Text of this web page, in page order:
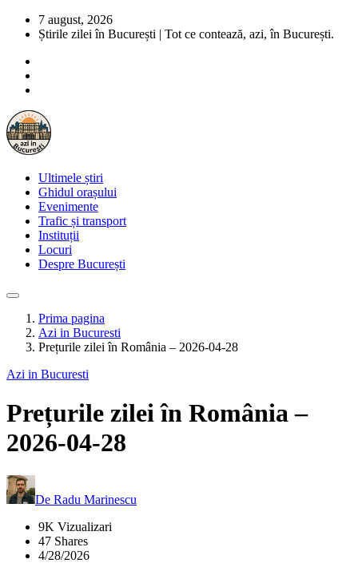
7 august, 2026
Știrile zilei în București | Tot ce contează, azi, în București.
Ultimele știri
Ghidul orașului
Evenimente
Trafic și transport
Instituții
Locuri
Despre București
Prima pagina
Azi in Bucuresti
Prețurile zilei în România – 2026-04-28
Azi in Bucuresti
Prețurile zilei în România –
2026-04-28
De Radu Marinescu
9K Vizualizari
47 Shares
4/28/2026